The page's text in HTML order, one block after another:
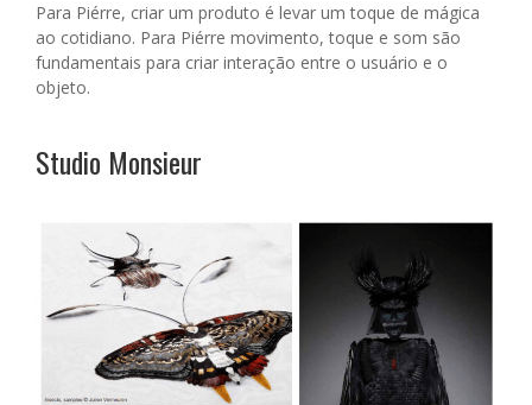
Para Piérre, criar um produto é levar um toque de mágica
ao cotidiano. Para Piérre movimento, toque e som são
fundamentais para criar interação entre o usuário e o
objeto.
Studio Monsieur